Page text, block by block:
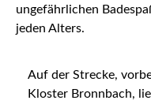
ungefährlichen
jeden Alters.
Auf der Strecke,
Kloster Bronnbach,